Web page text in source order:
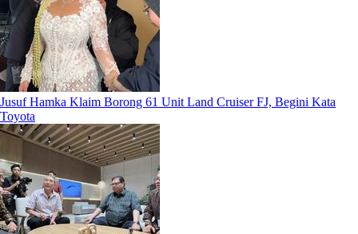
Jusuf Hamka Klaim Borong 61 Unit Land Cruiser FJ, Begini Kata
Toyota